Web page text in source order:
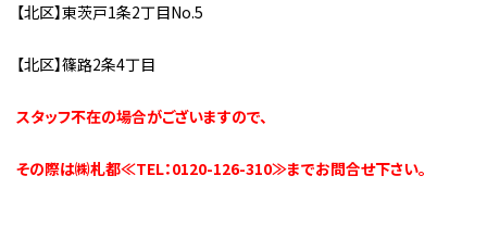
【北区】東茨戸1条2丁目No.5
【北区】篠路2条4丁目
スタッフ不在の場合がございますので、
その際は㈱札都≪TEL：0120-126-310≫までお問合せ下さい。